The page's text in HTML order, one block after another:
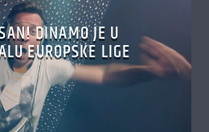
DINAMO JE U
EUROPSKE LIGE